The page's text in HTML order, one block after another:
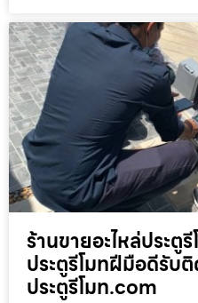
ร้านขายอะไหล่ประตู
ประตูรีโมทฝีมือดีรับ
ประตูรีโมท.com